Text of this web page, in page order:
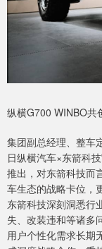
纵横G700 WINBO共
集团副总经理、整车
日纵横汽车×东箭科
推出，对东箭科技而
车生态的战略卡位，
东箭科技深刻洞悉行
失、改装违和等诸多
用户个性化需求长期